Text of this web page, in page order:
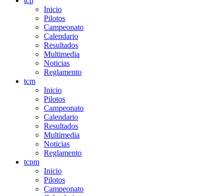
Inicio
Pilotos
Campeonato
Calendario
Resultados
Multimedia
Noticias
Reglamento
tcm
Inicio
Pilotos
Campeonato
Calendario
Resultados
Multimedia
Noticias
Reglamento
tcpm
Inicio
Pilotos
Campeonato